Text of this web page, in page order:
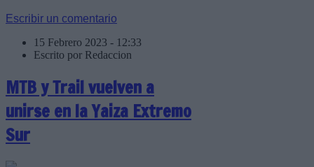
Escribir un comentario
15 Febrero 2023 - 12:33
Escrito por Redaccion
MTB y Trail vuelven a
unirse en la Yaiza Extremo
Sur